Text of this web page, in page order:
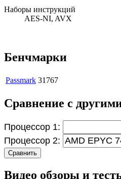
Наборы инструкций
AES-NI, AVX
Бенчмарки
Passmark 31767
Сравнение с
Процессор 1:
Процессор 2:
Сравнить
Видео обзоры и